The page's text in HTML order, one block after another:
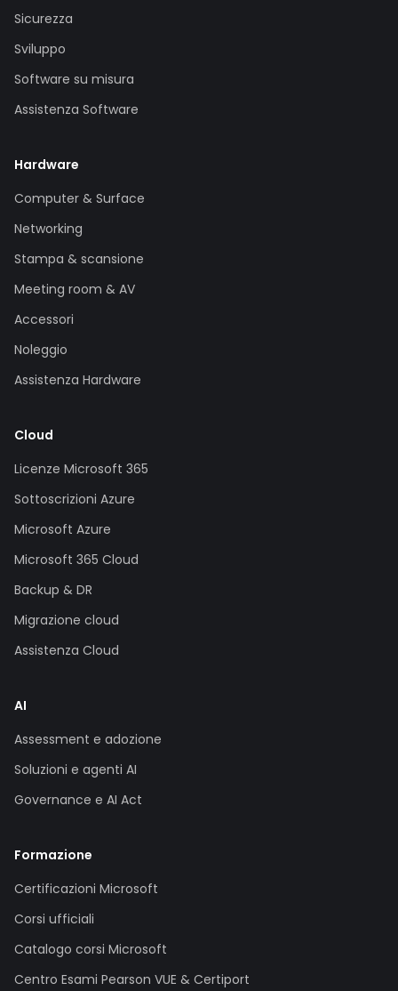
Sicurezza
Sviluppo
Software su misura
Assistenza Software
Hardware
Computer & Surface
Networking
Stampa & scansione
Meeting room & AV
Accessori
Noleggio
Assistenza Hardware
Cloud
Licenze Microsoft 365
Sottoscrizioni Azure
Microsoft Azure
Microsoft 365 Cloud
Backup & DR
Migrazione cloud
Assistenza Cloud
AI
Assessment e adozione
Soluzioni e agenti AI
Governance e AI Act
Formazione
Certificazioni Microsoft
Corsi ufficiali
Catalogo corsi Microsoft
Centro Esami Pearson VUE & Certiport